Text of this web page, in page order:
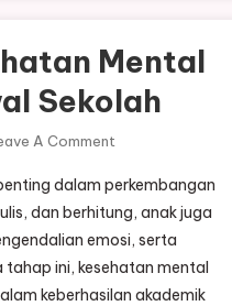
Mental
Sekolah
A CommentOn
Kesehatan
Mental
Anak
Di
Masa
dalam perkembangan
dan berhitung, anak juga
emosi, serta
ini, kesehatan mental
keberhasilan akademik